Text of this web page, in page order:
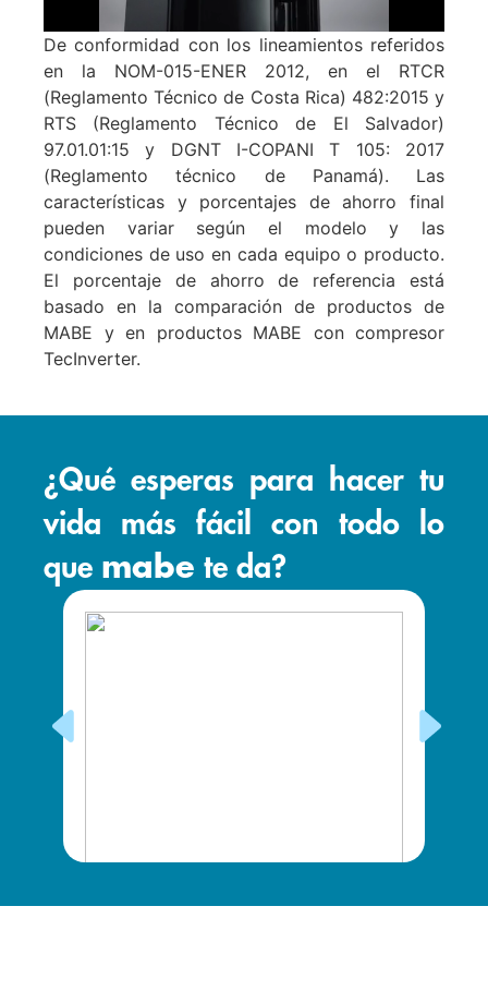
De conformidad con los lineamientos referidos
en la NOM-015-ENER 2012, en el RTCR
(Reglamento Técnico de Costa Rica) 482:2015 y
RTS (Reglamento Técnico de El Salvador)
97.01.01:15 y DGNT I-COPANI T 105: 2017
(Reglamento técnico de Panamá). Las
características y porcentajes de ahorro final
pueden variar según el modelo y las
condiciones de uso en cada equipo o producto.
El porcentaje de ahorro de referencia está
basado en la comparación de productos de
MABE y en productos MABE con compresor
TecInverter.
¿Qué esperas para hacer tu
vida más fácil con todo lo
que mabe te da?